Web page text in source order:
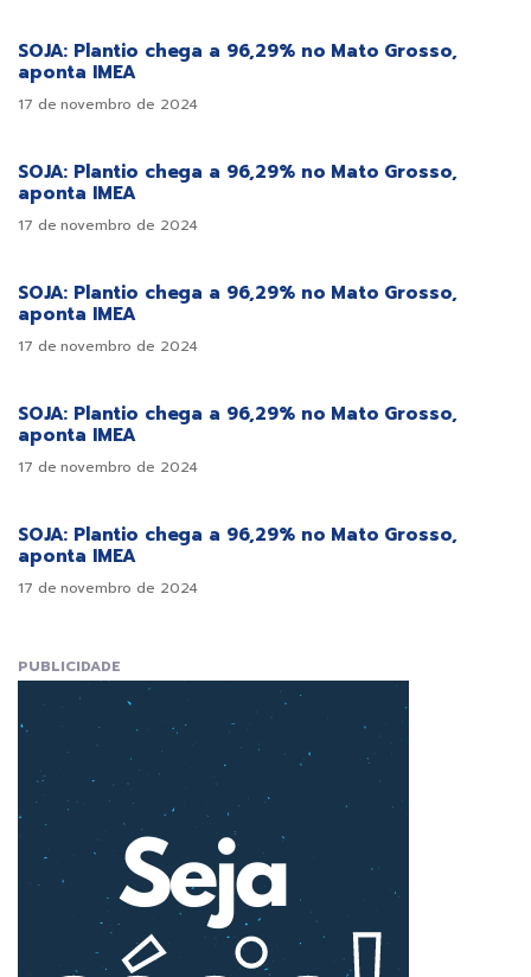
SOJA: Plantio chega a 96,29% no Mato Grosso,
aponta IMEA
17 de novembro de 2024
SOJA: Plantio chega a 96,29% no Mato Grosso,
aponta IMEA
17 de novembro de 2024
SOJA: Plantio chega a 96,29% no Mato Grosso,
aponta IMEA
17 de novembro de 2024
SOJA: Plantio chega a 96,29% no Mato Grosso,
aponta IMEA
17 de novembro de 2024
SOJA: Plantio chega a 96,29% no Mato Grosso,
aponta IMEA
17 de novembro de 2024